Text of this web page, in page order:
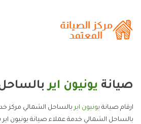
صيانة يونيون اير
ارقام صيانة يونيون ايربالساحل الشمالي مركز
بالساحل الشمالي خدمة عملاء صيانة يونيون